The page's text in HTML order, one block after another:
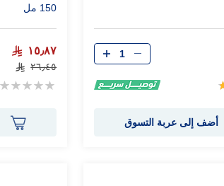
الكمية
أضف إلى عربة التسوق
150 مل
١٥٫٨٧
٢٦٫٤٥
Rating: